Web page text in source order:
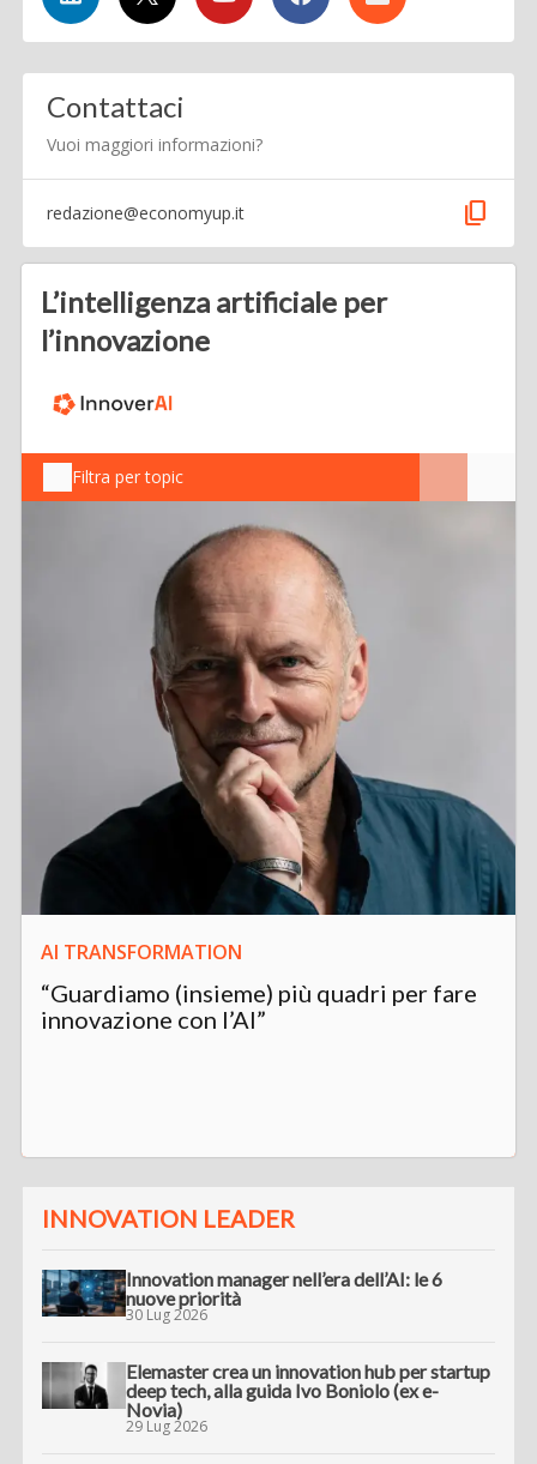
Contattaci
Vuoi maggiori informazioni?
redazione@economyup.it content_copy
L’intelligenza artificiale per
l’innovazione
Filtra per topic
AI TRANSFORMATION
“Guardiamo (insieme) più quadri per fare
innovazione con l’AI”
INNOVATION LEADER
Innovation manager nell’era dell’AI: le 6
nuove priorità
30 Lug 2026
Elemaster crea un innovation hub per startup
deep tech, alla guida Ivo Boniolo (ex e-
Novia)
29 Lug 2026